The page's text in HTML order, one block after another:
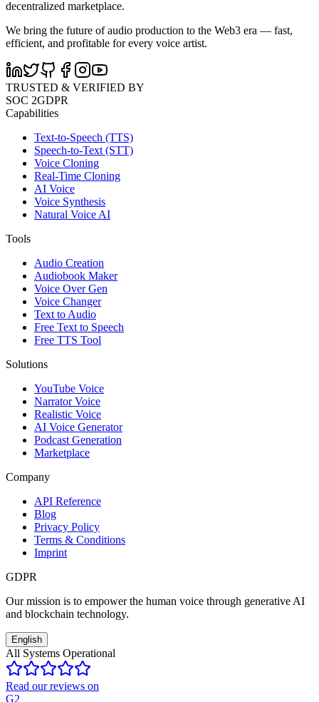
decentralized marketplace.
We bring the future of audio production to the Web3 era — fast,
efficient, and profitable for every voice artist.
TRUSTED & VERIFIED BY
SOC 2GDPR
Capabilities
Text-to-Speech (TTS)
Speech-to-Text (STT)
Voice Cloning
Real-Time Cloning
AI Voice
Voice Synthesis
Natural Voice AI
Tools
Audio Creation
Audiobook Maker
Voice Over Gen
Voice Changer
Text to Audio
Free Text to Speech
Free TTS Tool
Solutions
YouTube Voice
Narrator Voice
Realistic Voice
AI Voice Generator
Podcast Generation
Marketplace
Company
API Reference
Blog
Privacy Policy
Terms & Conditions
Imprint
GDPR
Our mission is to empower the human voice through generative AI
and blockchain technology.
English
All Systems Operational
Read our reviews on
G2